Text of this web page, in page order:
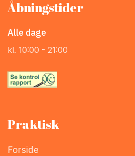
Åbningstider
Alle dage
kl. 10:00 - 21:00
Praktisk
Forside